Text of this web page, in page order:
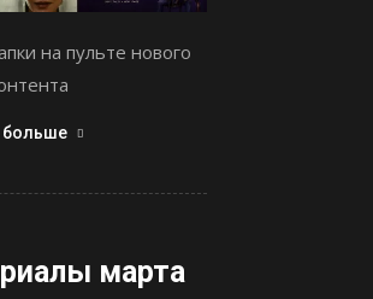
на пульте нового
больше
марта